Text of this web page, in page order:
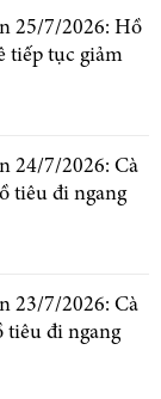
25/7/2026: Hồ
tiếp tục giảm
24/7/2026: Cà
tiêu đi ngang
23/7/2026: Cà
tiêu đi ngang